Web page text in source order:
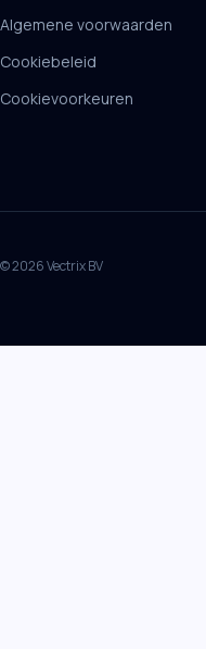
Algemene voorwaarden
Cookiebeleid
Cookievoorkeuren
© 2026 Vectrix BV